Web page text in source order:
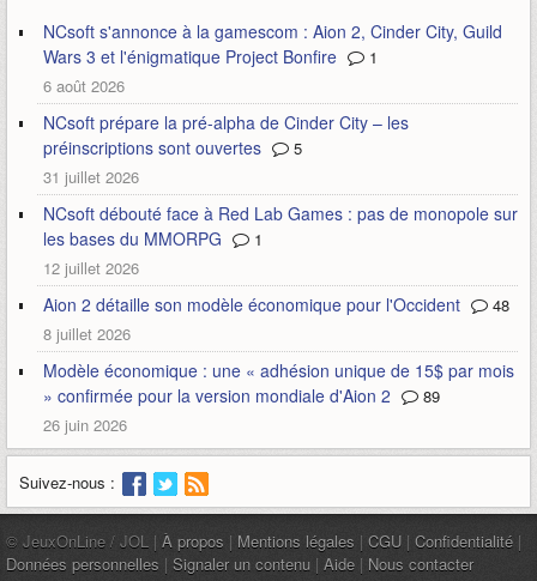
NCsoft s'annonce à la gamescom : Aion 2, Cinder City, Guild
Wars 3 et l'énigmatique Project Bonfire
1
6 août 2026
NCsoft prépare la pré-alpha de Cinder City – les
préinscriptions sont ouvertes
5
31 juillet 2026
NCsoft débouté face à Red Lab Games : pas de monopole sur
les bases du MMORPG
1
12 juillet 2026
Aion 2 détaille son modèle économique pour l'Occident
48
8 juillet 2026
Modèle économique : une « adhésion unique de 15$ par mois
» confirmée pour la version mondiale d'Aion 2
89
26 juin 2026
Suivez-nous :
© JeuxOnLine / JOL | À propos | Mentions légales | CGU | Confidentialité |
Données personnelles | Signaler un contenu | Aide | Nous contacter